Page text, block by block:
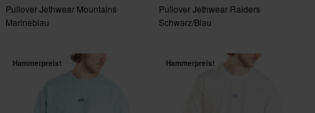
Pullover Jethwear Mountains
Marineblau
Pullover Jethwear Raiders
Schwarz/Blau
Hammerpreis! Hammerpreis!